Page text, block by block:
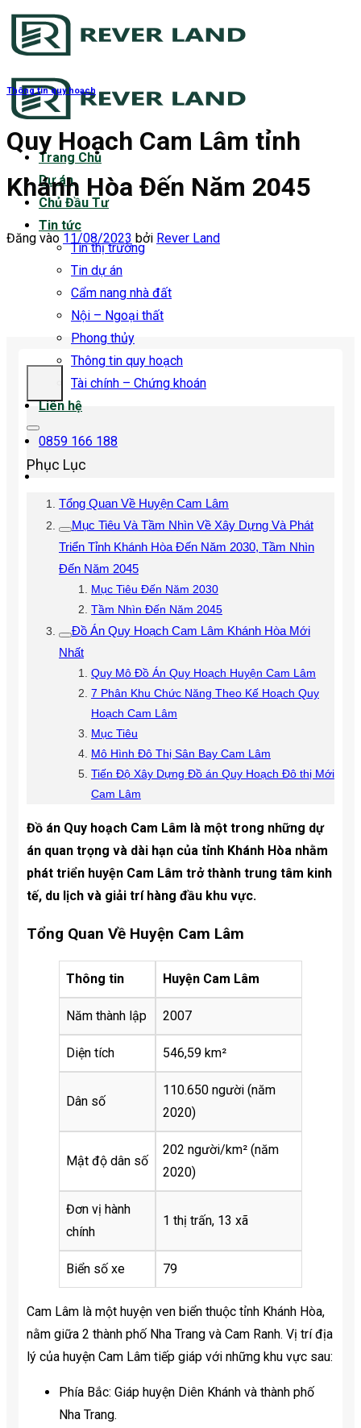
Bỏ
qua
dung
Trang Chủ
Dự án
Chủ Đầu Tư
Tin tức
Tin thị trường
Tin dự án
Cẩm nang nhà đất
Nội – Ngoại thất
Phong thủy
Thông tin quy hoạch
Tài chính – Chứng khoán
Liên hệ
0859 166 188
Thông tin quy hoạch
Quy Hoạch Cam Lâm tỉnh
Khánh Hòa Đến Năm 2045
Đăng vào 11/08/2023 bởi Rever Land
Phục Lục
Tổng Quan Về Huyện Cam Lâm
Mục Tiêu Và Tầm Nhìn Về Xây Dựng Và Phát
Triển Tỉnh Khánh Hòa Đến Năm 2030, Tầm Nhìn
Đến Năm 2045
Mục Tiêu Đến Năm 2030
Tầm Nhìn Đến Năm 2045
Đồ Án Quy Hoạch Cam Lâm Khánh Hòa Mới
Nhất
Quy Mô Đồ Án Quy Hoạch Huyện Cam Lâm
7 Phân Khu Chức Năng Theo Kế Hoạch Quy
Hoạch Cam Lâm
Mục Tiêu
Mô Hình Đô Thị Sân Bay Cam Lâm
Tiến Độ Xây Dựng Đồ án Quy Hoạch Đô thị Mới
Cam Lâm
Đồ án Quy hoạch Cam Lâm là một trong những dự
án quan trọng và dài hạn của tỉnh Khánh Hòa nhằm
phát triển huyện Cam Lâm trở thành trung tâm kinh
tế, du lịch và giải trí hàng đầu khu vực.
Tổng Quan Về Huyện Cam Lâm
Thông tin Huyện Cam Lâm
Năm thành lập 2007
Diện tích 546,59 km²
Dân số
110.650 người (năm
2020)
Mật độ dân số
202 người/km² (năm
2020)
Đơn vị hành
chính
1 thị trấn, 13 xã
Biển số xe 79
Cam Lâm là một huyện ven biển thuộc tỉnh Khánh Hòa,
nằm giữa 2 thành phố Nha Trang và Cam Ranh. Vị trí địa
lý của huyện Cam Lâm tiếp giáp với những khu vực sau:
Phía Bắc: Giáp huyện Diên Khánh và thành phố
Nha Trang.